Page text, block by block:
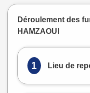
Déroulement des
HAMZAOUI
1 Lieu de